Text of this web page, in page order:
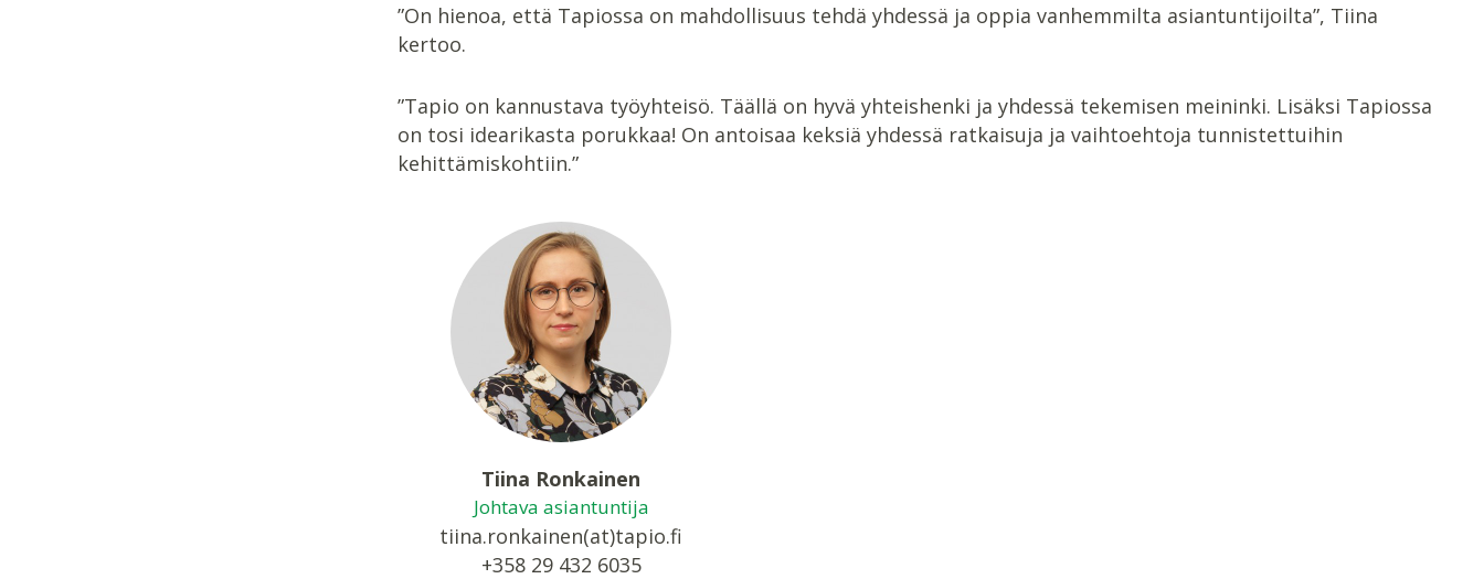
”On hienoa, että Tapiossa on mahdollisuus tehdä yhdessä ja oppia vanhemmilta asiantuntijoilta”, Tiina
kertoo.
”Tapio on kannustava työyhteisö. Täällä on hyvä yhteishenki ja yhdessä tekemisen meininki. Lisäksi Tapiossa
on tosi idearikasta porukkaa! On antoisaa keksiä yhdessä ratkaisuja ja vaihtoehtoja tunnistettuihin
kehittämiskohtiin.”
Tiina Ronkainen
Johtava asiantuntija
tiina.ronkainen(at)tapio.fi
+358 29 432 6035